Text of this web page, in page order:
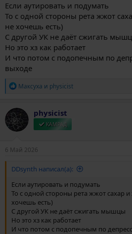
Если аутировать и подумать
То с одной стороны рета жжот
не хочешь есть)
С другой УК не даёт сжигать
Но это хз как работает
И что потом с подопечным по
выходе
Р
к
ц
и
и
Максуха и physicist
physicist
КАМРАД
6 Май 2026
DDsynth написал(а):
Если аутировать и подумать
То с одной стороны рета жжот сахар
хочешь есть)
С другой УК не даёт сжигать мышцы
Но это хз как работает
И что потом с подопечным по